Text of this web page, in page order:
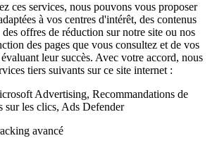
ces services, nous pouvons vous proposer
à vos centres d'intérêt, des contenus
des offres de réduction sur notre site ou nos
des pages que vous consultez et de vos
leur succès. Avec votre accord, nous
tiers suivants sur ce site internet :
Advertising, Recommandations de
sur les clics, Ads Defender
avancé